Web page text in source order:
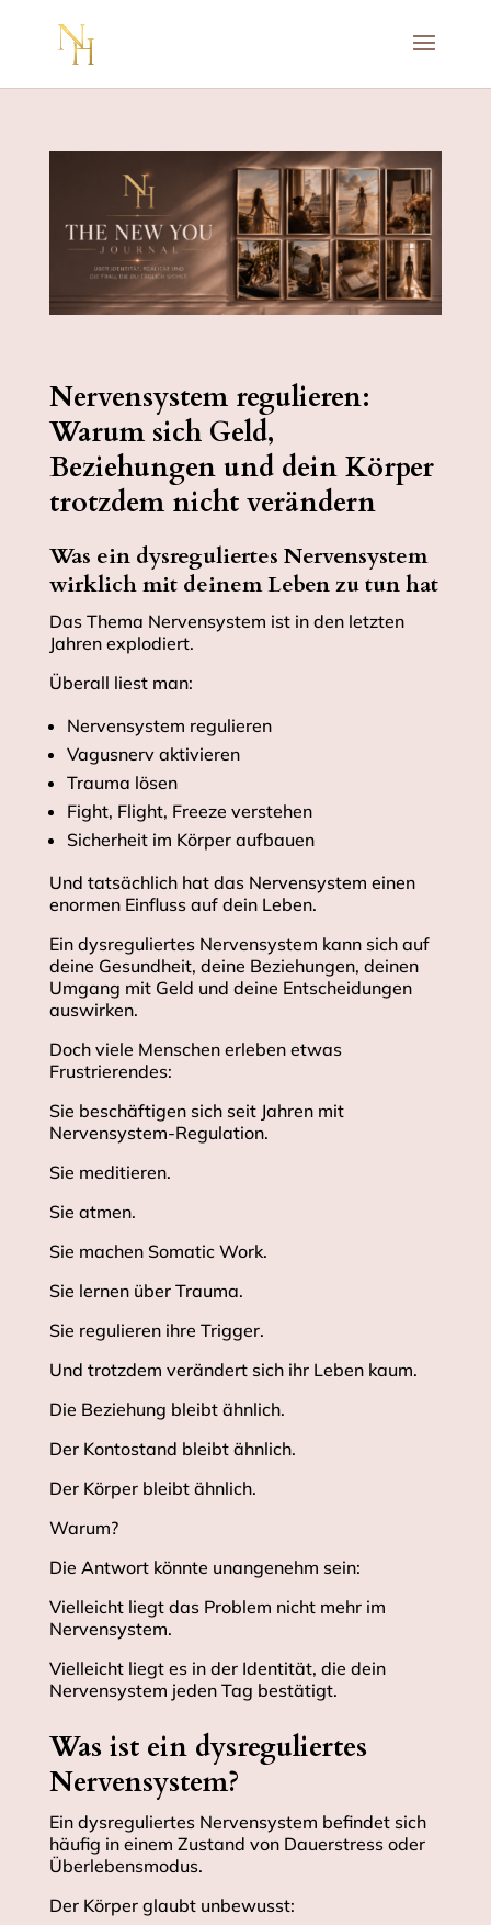
Nervensystem regulieren:
Warum sich Geld,
Beziehungen und dein Körper
trotzdem nicht verändern
Was ein dysreguliertes Nervensystem
wirklich mit deinem Leben zu tun hat
Das Thema Nervensystem ist in den letzten
Jahren explodiert.
Überall liest man:
Nervensystem regulieren
Vagusnerv aktivieren
Trauma lösen
Fight, Flight, Freeze verstehen
Sicherheit im Körper aufbauen
Und tatsächlich hat das Nervensystem einen
enormen Einfluss auf dein Leben.
Ein dysreguliertes Nervensystem kann sich auf
deine Gesundheit, deine Beziehungen, deinen
Umgang mit Geld und deine Entscheidungen
auswirken.
Doch viele Menschen erleben etwas
Frustrierendes:
Sie beschäftigen sich seit Jahren mit
Nervensystem-Regulation.
Sie meditieren.
Sie atmen.
Sie machen Somatic Work.
Sie lernen über Trauma.
Sie regulieren ihre Trigger.
Und trotzdem verändert sich ihr Leben kaum.
Die Beziehung bleibt ähnlich.
Der Kontostand bleibt ähnlich.
Der Körper bleibt ähnlich.
Warum?
Die Antwort könnte unangenehm sein:
Vielleicht liegt das Problem nicht mehr im
Nervensystem.
Vielleicht liegt es in der Identität, die dein
Nervensystem jeden Tag bestätigt.
Was ist ein dysreguliertes
Nervensystem?
Ein dysreguliertes Nervensystem befindet sich
häufig in einem Zustand von Dauerstress oder
Überlebensmodus.
Der Körper glaubt unbewusst: